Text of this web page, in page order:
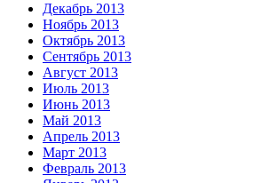
Декабрь 2013
Ноябрь 2013
Октябрь 2013
Сентябрь 2013
Август 2013
Июль 2013
Июнь 2013
Май 2013
Апрель 2013
Март 2013
Февраль 2013